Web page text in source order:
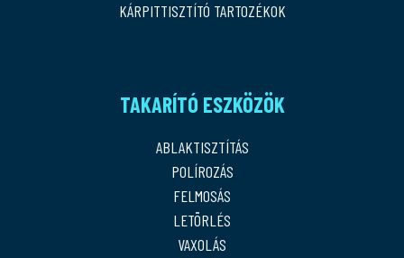
KÁRPITTISZTÍTÓ TARTOZÉKOK
TAKARÍTÓ ESZKÖZÖK
ABLAKTISZTÍTÁS
POLÍROZÁS
FELMOSÁS
LETÖRLÉS
VAXOLÁS